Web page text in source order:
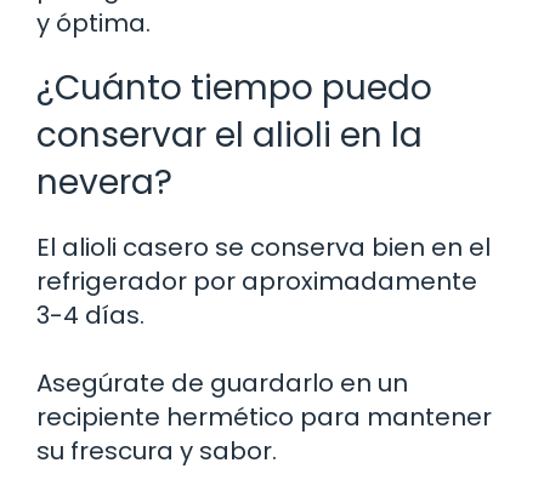
y óptima.
¿Cuánto tiempo puedo
conservar el alioli en la
nevera?
El alioli casero se conserva bien en el
refrigerador por aproximadamente
3-4 días.
Asegúrate de guardarlo en un
recipiente hermético para mantener
su frescura y sabor.